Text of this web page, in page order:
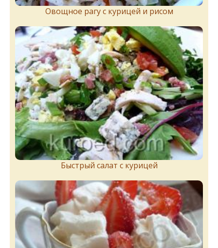
Овощное рагу с курицей и рисом
Быстрый салат с курицей